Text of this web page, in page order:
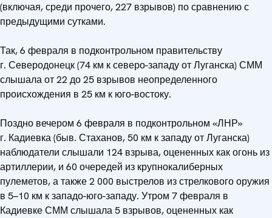
(включая, среди прочего, 227 взрывов) по сравнению с
предыдущими сутками.
Так, 6 февраля в подконтрольном правительству
г. Северодонецк (74 км к северо-западу от Луганска) СММ
слышала от 22 до 25 взрывов неопределенного
происхождения в 25 км к юго-востоку.
Поздно вечером 6 февраля в подконтрольном «ЛНР»
г. Кадиевка (быв. Стаханов, 50 км к западу от Луганска)
наблюдатели слышали 124 взрыва, оцененных как огонь из
артиллерии, и 60 очередей из крупнокалиберных
пулеметов, а также 2 000 выстрелов из стрелкового оружия
в 5–10 км к западо-юго-западу. Утром 7 февраля в
Кадиевке СММ слышала 5 взрывов, оцененных как